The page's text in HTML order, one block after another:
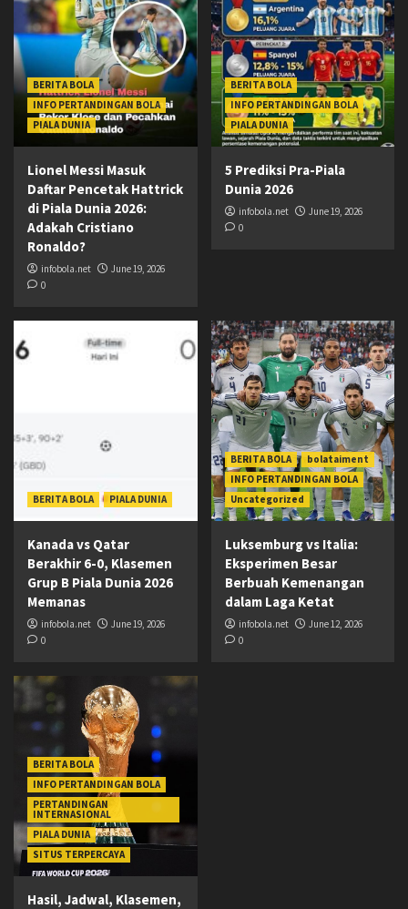
BERITA BOLA
INFO PERTANDINGAN BOLA
PIALA DUNIA
Lionel Messi Masuk
Daftar Pencetak Hattrick
di Piala Dunia 2026:
Adakah Cristiano
Ronaldo?
infobola.net
June 19, 2026
0
BERITA BOLA
INFO PERTANDINGAN BOLA
PIALA DUNIA
5 Prediksi Pra-Piala
Dunia 2026
infobola.net
June 19, 2026
0
BERITA BOLA PIALA DUNIA
Kanada vs Qatar
Berakhir 6-0, Klasemen
Grup B Piala Dunia 2026
Memanas
infobola.net
June 19, 2026
0
BERITA BOLA
bolataiment
INFO PERTANDINGAN BOLA
Uncategorized
Luksemburg vs Italia:
Eksperimen Besar
Berbuah Kemenangan
dalam Laga Ketat
infobola.net
June 12, 2026
0
BERITA BOLA
INFO PERTANDINGAN BOLA
PERTANDINGAN
INTERNASIONAL
PIALA DUNIA
SITUS TERPERCAYA
Hasil, Jadwal, Klasemen,